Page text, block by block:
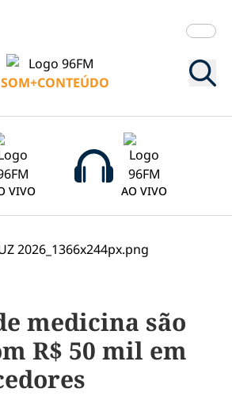
SOM+CONTEÚDO
VIVO AO VIVO
medicina são
R$ 50 mil em